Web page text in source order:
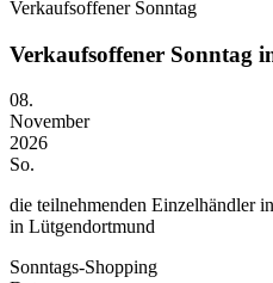
Verkaufsoffener Sonntag
Verkaufsoffener Sonntag
08.
November
2026
So.
die teilnehmenden Einzelhändler
in Lütgendortmund
Sonntags-Shopping